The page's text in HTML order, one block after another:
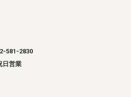
581-2830
日営業